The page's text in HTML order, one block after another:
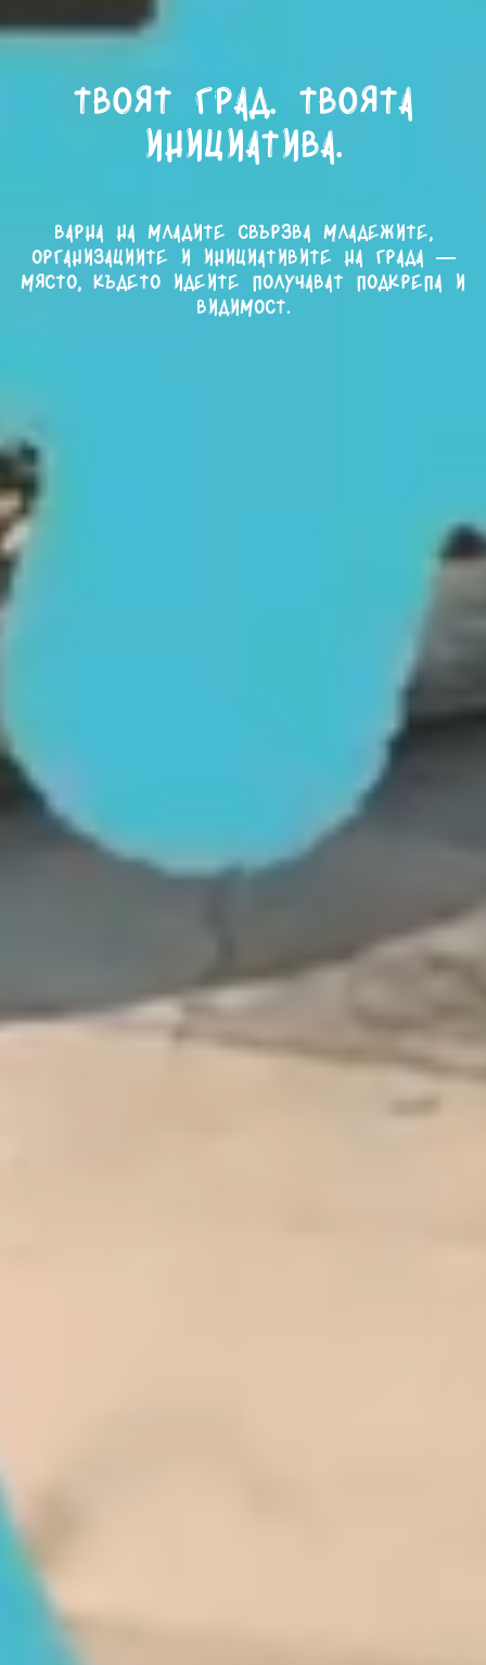
Твоят град. Твоята
инициатива.
Варна на младите свързва младежите,
организациите и инициативите на града —
място, където идеите получават подкрепа и
видимост.